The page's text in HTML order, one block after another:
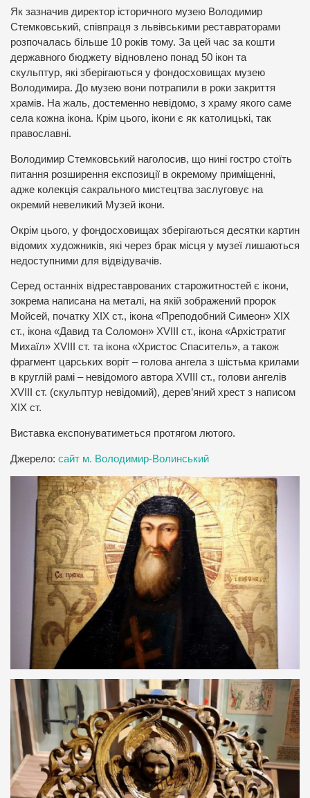
Як зазначив директор історичного музею Володимир
Стемковський, співпраця з львівськими реставраторами
розпочалась більше 10 років тому. За цей час за кошти
державного бюджету відновлено понад 50 ікон та
скульптур, які зберігаються у фондосховищах музею
Володимира. До музею вони потрапили в роки закриття
храмів. На жаль, достеменно невідомо, з храму якого саме
села кожна ікона. Крім цього, ікони є як католицькі, так
православні.
Володимир Стемковський наголосив, що нині гостро стоїть
питання розширення експозиції в окремому приміщенні,
адже колекція сакрального мистецтва заслуговує на
окремий невеликий Музей ікони.
Окрім цього, у фондосховищах зберігаються десятки картин
відомих художників, які через брак місця у музеї лишаються
недоступними для відвідувачів.
Серед останніх відреставрованих старожитностей є ікони,
зокрема написана на металі, на якій зображений пророк
Мойсей, початку ХІХ ст., ікона «Преподобний Симеон» ХІХ
ст., ікона «Давид та Соломон» XVIII ст., ікона «Архістратиг
Михаїл» XVIII ст. та ікона «Христос Спаситель», а також
фрагмент царських воріт – голова ангела з шістьма крилами
в круглій рамі – невідомого автора XVIII ст., голови ангелів
XVIII ст. (скульптур невідомий), дерев’яний хрест з написом
ХІХ ст.
Виставка експонуватиметься протягом лютого.
Джерело: сайт м. Володимир-Волинський